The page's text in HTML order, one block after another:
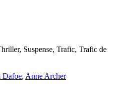
Suspense, Trafic, Trafic de
Dafoe, Anne Archer